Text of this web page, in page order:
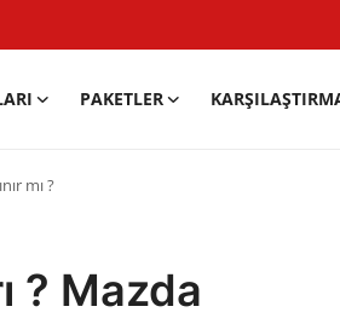
PAKETLER
mı ?
? Mazda